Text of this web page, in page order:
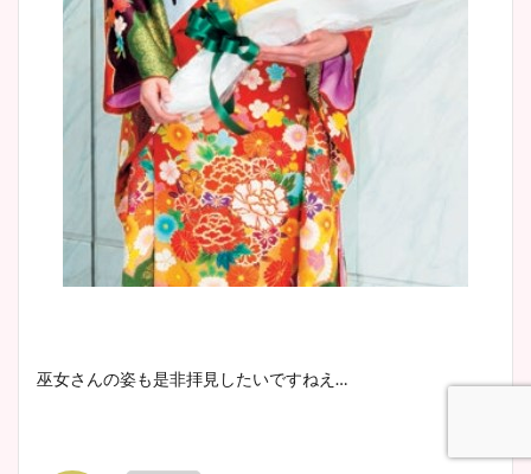
巫女さんの姿も是非拝見したいですねえ…